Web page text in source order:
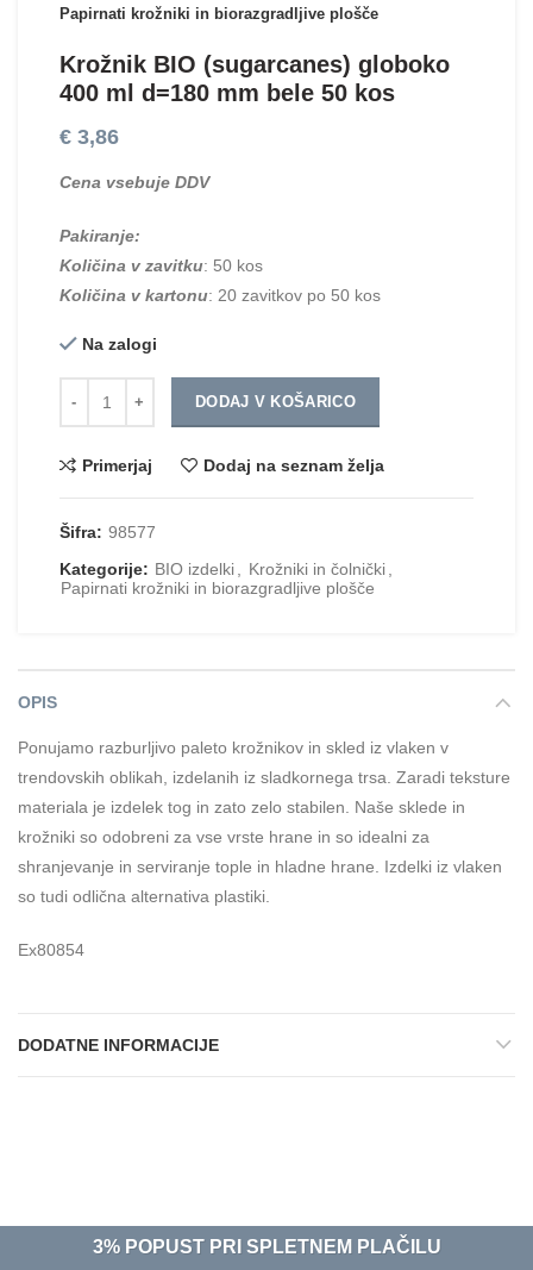
Papirnati krožniki in biorazgradljive plošče
Krožnik BIO (sugarcanes) globoko
400 ml d=180 mm bele 50 kos
€ 3,86
Cena vsebuje DDV
Pakiranje:
Količina v zavitku: 50 kos
Količina v kartonu: 20 zavitkov po 50 kos
Na zalogi
DODAJ V KOŠARICO
Primerjaj Dodaj na seznam želja
Šifra: 98577
Kategorije: BIO izdelki Krožniki in čolnički
Papirnati krožniki in biorazgradljive plošče
OPIS
Ponujamo razburljivo paleto krožnikov in skled iz vlaken v
trendovskih oblikah, izdelanih iz sladkornega trsa. Zaradi teksture
materiala je izdelek tog in zato zelo stabilen. Naše sklede in
krožniki so odobreni za vse vrste hrane in so idealni za
shranjevanje in serviranje tople in hladne hrane. Izdelki iz vlaken
so tudi odlična alternativa plastiki.
Ex80854
DODATNE INFORMACIJE
3% POPUST PRI SPLETNEM PLAČILU